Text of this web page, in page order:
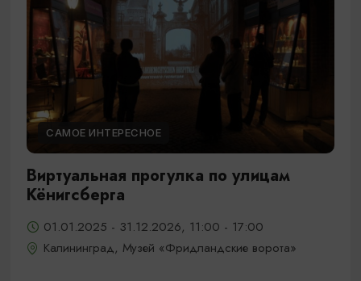
САМОЕ ИНТЕРЕСНОЕ
Виртуальная прогулка по улицам
Кёнигсберга
01.01.2025 - 31.12.2026, 11:00 - 17:00
Калининград, Музей «Фридландские ворота»